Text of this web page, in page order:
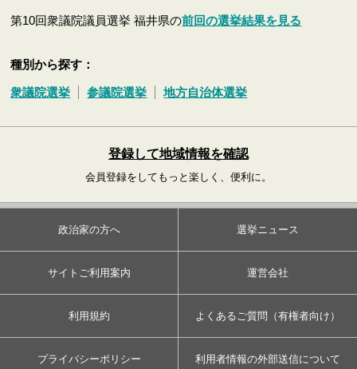
第10回衆議院議員選挙 福井県の前回の選挙結果を見る
種別から探す：
衆議院選挙 参議院選挙 地方自治体選挙
登録して地域情報を確認
会員登録をしてもっと楽しく、便利に。
政治家の方へ 選挙ニュース
サイトご利用案内 運営会社
利用規約 よくあるご質問（有権者向け）
プライバシーポリシー 利用者情報の外部送信について